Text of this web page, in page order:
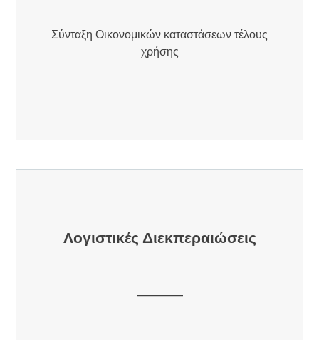
Σύνταξη Οικονομικών καταστάσεων τέλους
χρήσης
Λογιστικές Διεκπεραιώσεις